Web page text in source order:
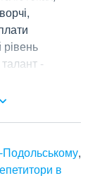
-
Подольському,
в